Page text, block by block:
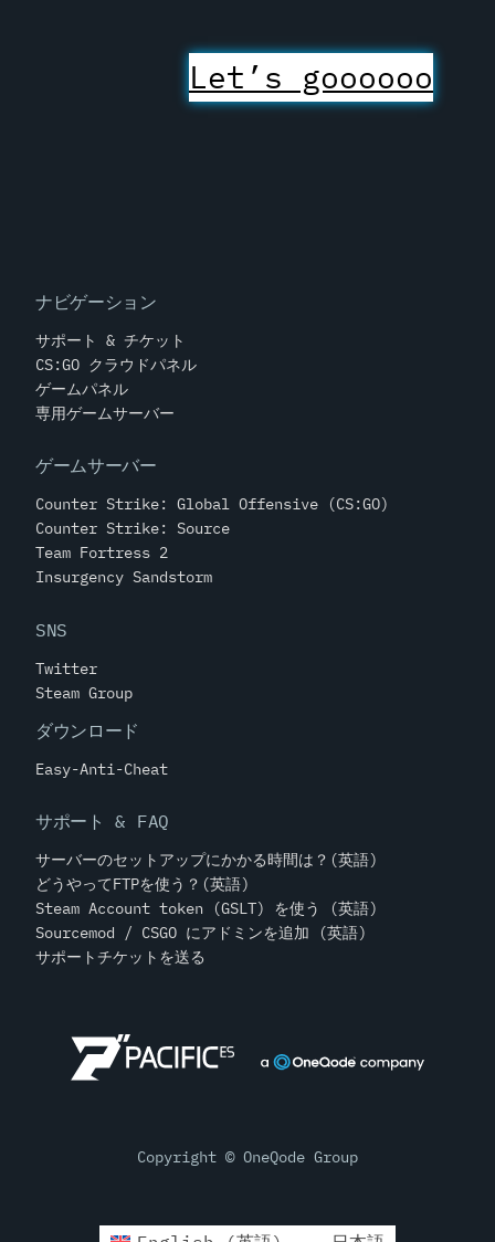
Let’s goooooo
ナビゲーション
サポート & チケット
CS:GO クラウドパネル
ゲームパネル
専用ゲームサーバー
ゲームサーバー
Counter Strike: Global Offensive (CS:GO)
Counter Strike: Source
Team Fortress 2
Insurgency Sandstorm
SNS
Twitter
Steam Group
ダウンロード
Easy-Anti-Cheat
サポート & FAQ
サーバーのセットアップにかかる時間は？(英語)
どうやってFTPを使う？(英語)
Steam Account token (GSLT) を使う (英語)
Sourcemod / CSGO にアドミンを追加 (英語)
サポートチケットを送る
Copyright © OneQode Group